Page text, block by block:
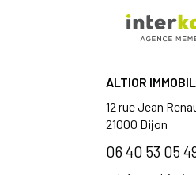
ALTIOR
12 rue Jean
21000 Dijon
06 40 53 05